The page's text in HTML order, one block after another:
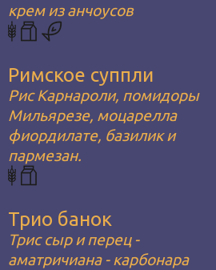
крем из анчоусов
Римское суппли
Рис Карнароли, помидоры
Мильярезе, моцарелла
фиордилате, базилик и
пармезан.
Трио банок
Трис сыр и перец -
аматричиана - карбонара